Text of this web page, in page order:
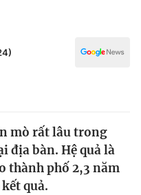
mò rất lâu trong
địa bàn. Hệ quả là
thành phố 2,3 năm
quả.